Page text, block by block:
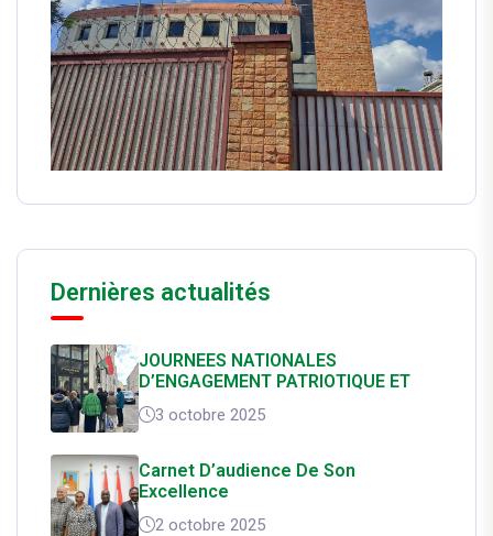
Dernières actualités
JOURNEES NATIONALES
D’ENGAGEMENT PATRIOTIQUE ET
3 octobre 2025
Carnet D’audience De Son
Excellence
2 octobre 2025